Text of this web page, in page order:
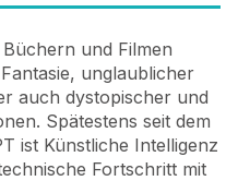
und Filmen
unglaublicher
auch dystopischer und
Spätestens seit dem
ist Künstliche Intelligenz
Fortschritt mit